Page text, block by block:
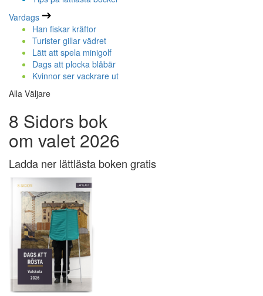
Vardags
Han fiskar kräftor
Turister gillar vädret
Lätt att spela minigolf
Dags att plocka blåbär
Kvinnor ser vackrare ut
Alla Väljare
8 Sidors bok
om valet 2026
Ladda ner lättlästa boken gratis